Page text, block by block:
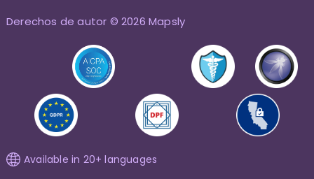
Derechos de autor © 2026 Mapsly
Available in 20+ languages